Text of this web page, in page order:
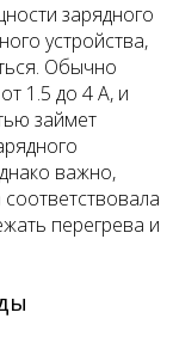
зарядного
устройства,
Обычно
1.5 до 4 А, и
займет
важно,
перегрева и